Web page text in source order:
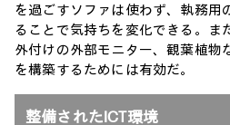
を過ごすソファは使わず、執務用
ることで気持ちを変化できる。ま
外付けの外部モニター、観葉植物
を構築するためには有効だ。
整備されたICT環境